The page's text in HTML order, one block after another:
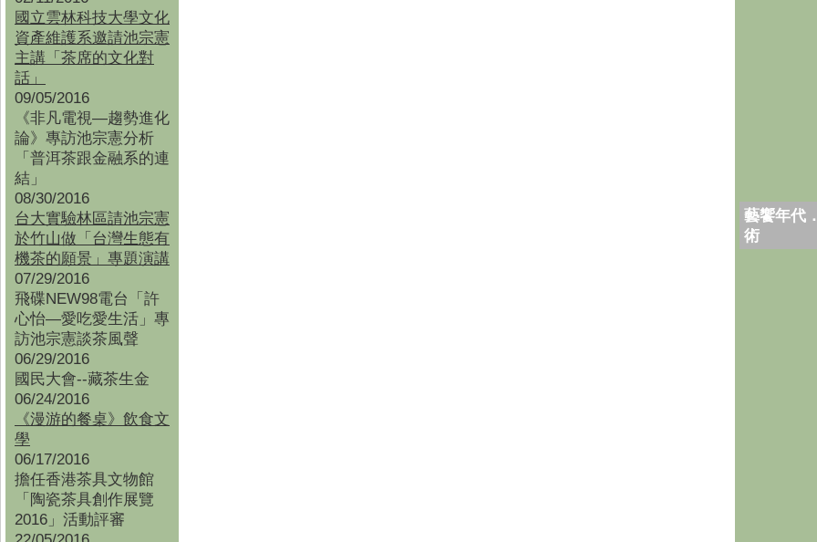
國立雲林科技大學文化
資產維護系邀請池宗憲
主講「茶席的文化對
話」
09/05/2016
《非凡電視—趨勢進化
論》專訪池宗憲分析
「普洱茶跟金融系的連
結」
08/30/2016
台大實驗林區請池宗憲
於竹山做「台灣生態有
機茶的願景」專題演講
07/29/2016
飛碟NEW98電台「許
心怡—愛吃愛生活」專
訪池宗憲談茶風聲
06/29/2016
國民大會--藏茶生金
06/24/2016
《漫游的餐桌》飲食文
學
06/17/2016
擔任香港茶具文物館
「陶瓷茶具創作展覽
2016」活動評審
藝饗年代
術